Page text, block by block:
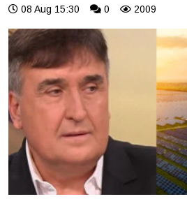
08 Aug 15:30 0 2009